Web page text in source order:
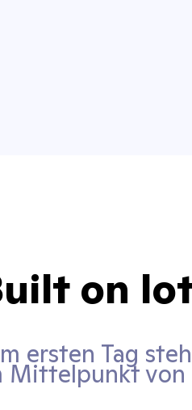
on
ersten Tag
Mittelpunkt von